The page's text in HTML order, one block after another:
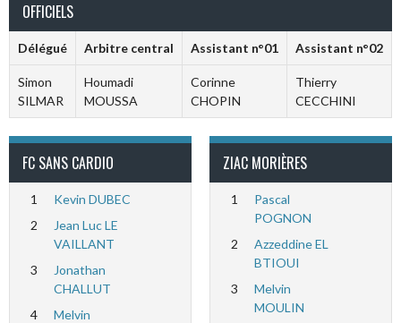
OFFICIELS
Délégué Arbitre central Assistant n°01 Assistant n°02
Simon
SILMAR
Houmadi
MOUSSA
Corinne
CHOPIN
Thierry
CECCHINI
FC SANS CARDIO
1
Kevin DUBEC
2
Jean Luc LE
VAILLANT
3
Jonathan
CHALLUT
4
Melvin
ZIAC MORIÈRES
1
Pascal
POGNON
2
Azzeddine EL
BTIOUI
3
Melvin
MOULIN